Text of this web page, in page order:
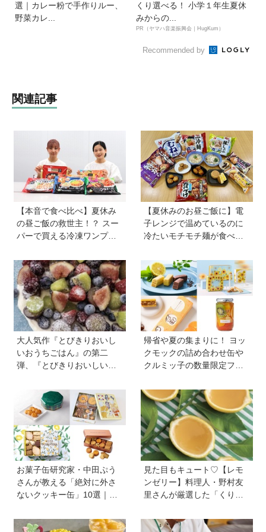
選｜カレー粉で手作りルー、
野菜カレ...
くり選べる！ 小学１年生夏休
みからの...
PR（ヤマハ音楽振興会｜HugKum）
Recommended by
関連記事
【本音で食べ比べ】夏休み
の昼ご飯の救世主！？ スー
パーで買える冷凍ワンプレ
食！
【夏休みのお昼ご飯に】電
子レンジで温めているのに
冷たいモチモチ麺が食べら
リーズを試してみた｜育ち
盛りにおすすめプラス一品
も紹介♪
大人気作『とびきりおいし
いおうちごはん』の第二
弾、『とびきりおいしいお
よう【フローズンフルー
ツ】は簡単なのに華やか♡
帰省や夏の集まりに！ ヨッ
クモックの詰め合わせ缶や
クルミッ子の数量限定フレ
る「夏の手土産」８選
お菓子缶研究家・中田ぷう
さんが教える「絶対に外さ
ないクッキー缶」10選｜マ
自分へのご褒美に！
見た目もキュート♡【レモ
ンゼリー】料理人・野村友
里さんが厳選した「くり返
から夏にピッタリなレシピ